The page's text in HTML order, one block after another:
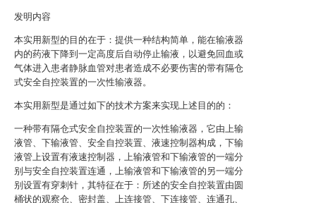
发明内容
本实用新型的目的在于：提供一种结构简单，能在输液器
内的药液下降到一定高度后自动停止输液，以避免回血或
气体进入患者静脉血管对患者造成不必要伤害的带有隔仓
式安全自控装置的一次性输液器。
本实用新型是通过如下的技术方案来实现上述目的的：
一种带有隔仓式安全自控装置的一次性输液器，它由上输
液管、下输液管、安全自控装置、液速控制器构成，下输
液管上设置有液速控制器，上输液管和下输液管的一端分
别与安全自控装置连通，上输液管和下输液管的另一端分
别设置有穿刺针，其特征在于：所述的安全自控装置由圆
桶状的观察仓、密封盖、上连接管、下连接管、连通孔、